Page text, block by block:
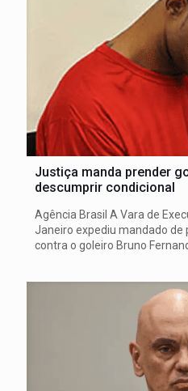
Justiça manda prender
descumprir condicional
Agência Brasil A Vara de
Janeiro expediu mandado de
contra o goleiro Bruno